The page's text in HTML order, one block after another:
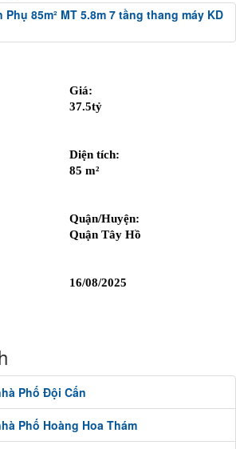
Giá:
37.5tỷ
Diện tích:
85 m²
Quận/Huyện:
Quận Tây Hồ
16/08/2025
Phố Đội Cấn
Phố Hoàng Hoa Thám